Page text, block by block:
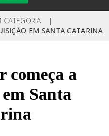
CATEGORIA
|
EM SANTA CATARINA
começa a
Santa